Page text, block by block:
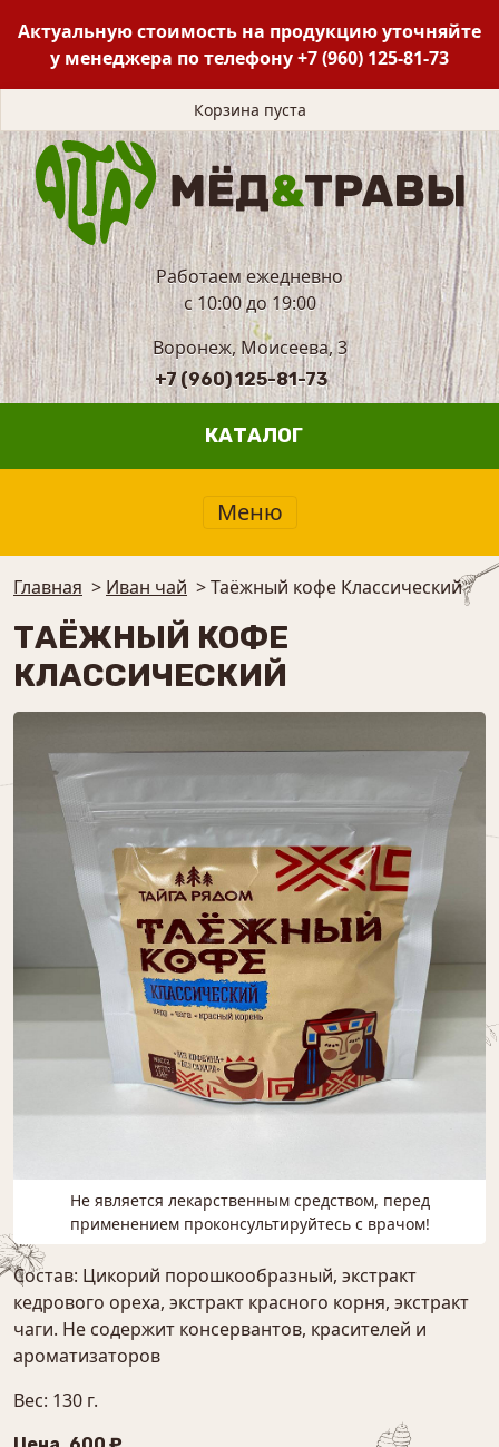
Актуальную стоимость на продукцию уточняйте
у менеджера по телефону+7 (960) 125-81-73
Корзина пуста
Работаем ежедневно
с 10:00 до 19:00
Воронеж, Моисеева, 3
+7 (960) 125-81-73
КАТАЛОГ
Меню
Главная > Иван чай >Таёжный кофе Классический
ТАЁЖНЫЙ КОФЕ
КЛАССИЧЕСКИЙ
Не является лекарственным средством, перед
применением проконсультируйтесь с врачом!
Состав: Цикорий порошкообразный, экстракт
кедрового ореха, экстракт красного корня, экстракт
чаги. Не содержит консервантов, красителей и
ароматизаторов
Вес: 130 г.